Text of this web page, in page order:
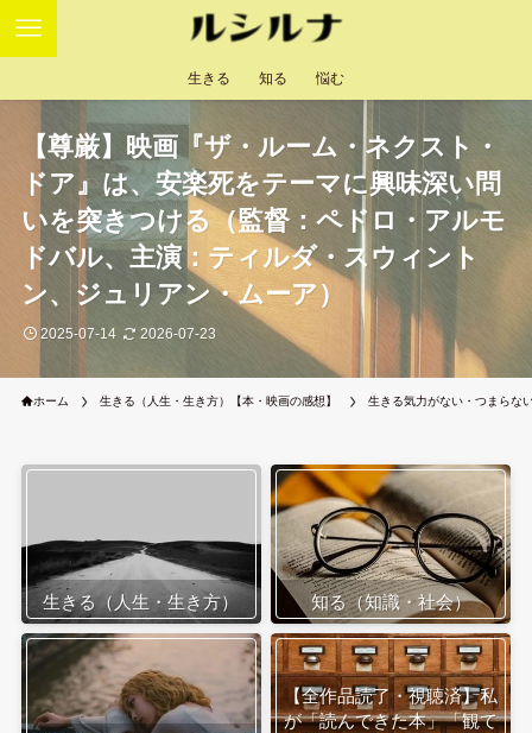
生きる 知る 悩む
【尊厳】映画『ザ・ルーム・ネクスト・
ドア』は、安楽死をテーマに興味深い問
いを突きつける（監督：ペドロ・アルモ
ドバル、主演：ティルダ・スウィント
ン、ジュリアン・ムーア）
2025-07-14 2026-07-23
ホーム 生きる（人生・生き方）【本・映画の感想】 生きる気力がない・つまらな
生きる（人生・生き方） 知る（知識・社会）
【全作品読了・視聴済】私
が「読んできた本」「観て